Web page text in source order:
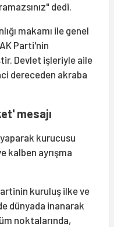
dedi.
makamı ile genel
Parti'nin
Devlet işleriyle aile
dereceden akraba
mesajı
kurucusu
kalben ayrışma
kuruluş ilke ve
dünyada inanarak
noktalarında,